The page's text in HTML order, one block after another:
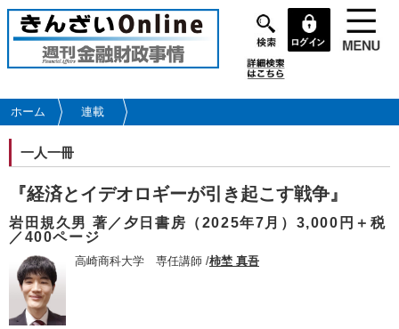
メ
イ
コ
ン
に
移
動
ホーム 連載
一人一冊
『経済とイデオロギーが引き起こす戦争』
岩田規久男 著／夕日書房（2025年7月）3,000円＋税
／400ページ
高崎商科大学 専任講師 /柿埜 真吾